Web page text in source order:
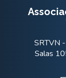
SRTVN
Salas